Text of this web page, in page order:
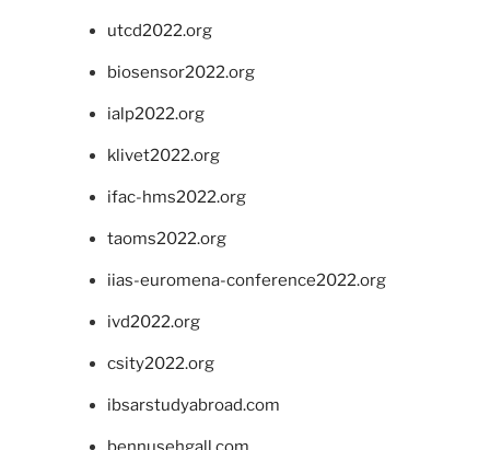
utcd2022.org
biosensor2022.org
ialp2022.org
klivet2022.org
ifac-hms2022.org
taoms2022.org
iias-euromena-conference2022.org
ivd2022.org
csity2022.org
ibsarstudyabroad.com